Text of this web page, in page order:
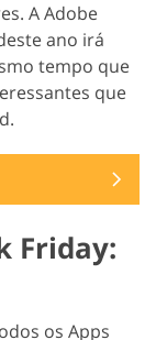
A Adobe
ano irá
tempo que
que
Friday:
os Apps